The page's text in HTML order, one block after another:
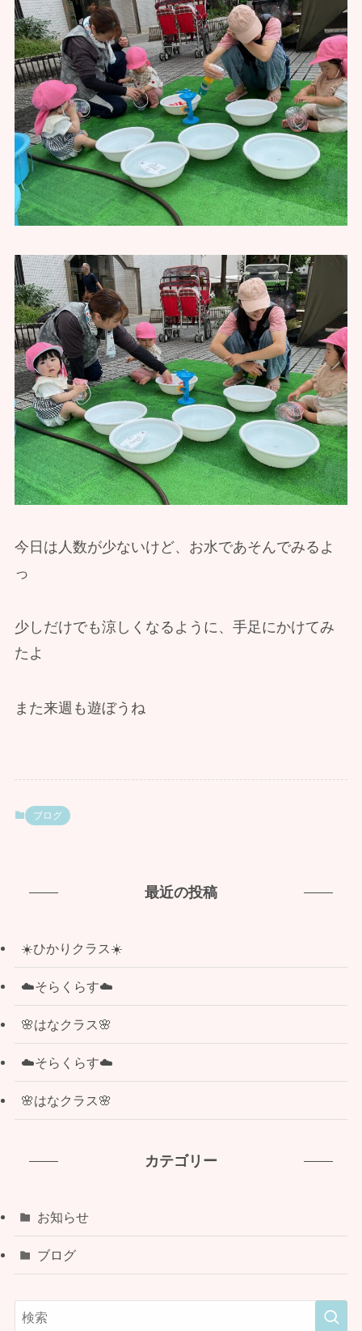
今日は人数が少ないけど、お水であそんでみるよ
っ
少しだけでも涼しくなるように、手足にかけてみ
たよ
また来週も遊ぼうね
ブログ
最近の投稿
☀️ひかりクラス☀️
☁️そらくらす☁️
🌸はなクラス🌸
☁️そらくらす☁️
🌸はなクラス🌸
カテゴリー
お知らせ
ブログ